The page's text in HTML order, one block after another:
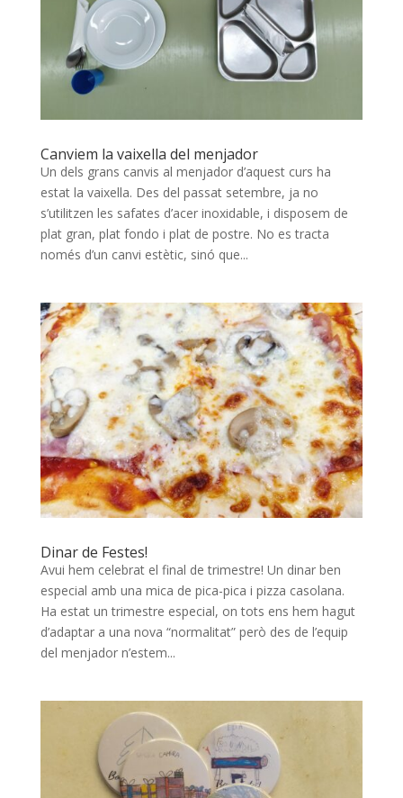
Canviem la vaixella del menjador
Un dels grans canvis al menjador d’aquest curs ha
estat la vaixella. Des del passat setembre, ja no
s’utilitzen les safates d’acer inoxidable, i disposem de
plat gran, plat fondo i plat de postre. No es tracta
només d’un canvi estètic, sinó que...
Dinar de Festes!
Avui hem celebrat el final de trimestre! Un dinar ben
especial amb una mica de pica-pica i pizza casolana.
Ha estat un trimestre especial, on tots ens hem hagut
d’adaptar a una nova “normalitat” però des de l’equip
del menjador n’estem...